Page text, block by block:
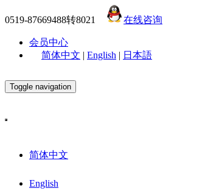
0519-87669488转8021 在线咨询
会员中心
简体中文 | English | 日本語
Toggle navigation
简体中文
English